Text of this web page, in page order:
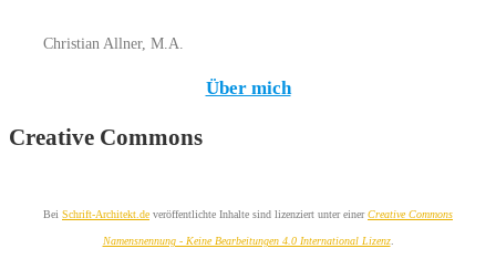
Christian Allner, M.A.
Über mich
Creative Commons
Bei Schrift-Architekt.de veröffentlichte Inhalte sind lizenziert unter einerCreative Commons
Namensnennung - Keine Bearbeitungen 4.0 International Lizenz.